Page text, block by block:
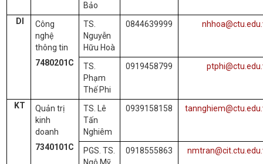
Bảo
DI
Công
nghệ
thông tin
7480201C
TS.
Nguyễn
Hữu Hoà
0844639999
TS.
Phạm
Thế Phi
0919458799
KT
Quản trị
kinh
doanh
7340101C
TS. Lê
Tấn
Nghiêm
0939158158
PGS. TS.
0918555863